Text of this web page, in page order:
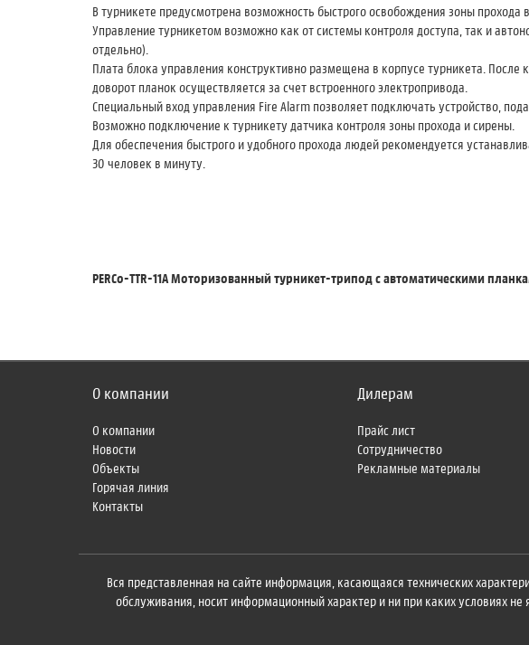
В турникете предусмотрена возможность быстрого освобождения зоны
Управление турникетом возможно как от системы контроля доступа, так и
отдельно).
Плата блока управления конструктивно размещена в корпусе турникета.
доворот планок осуществляется за счет встроенного электропривода.
Специальный вход управления Fire Alarm позволяет подключать устройство,
Возможно подключение к турникету датчика контроля зоны прохода и сирены.
Для обеспечения быстрого и удобного прохода людей рекомендуется
30 человек в минуту.
PERCo-TTR-11А Моторизованный турникет-трипод с автоматическими
О компании
О компании
Новости
Объекты
Горячая линия
Контакты
Дилерам
Прайс лист
Сотрудничество
Рекламные материалы
Вся представленная на сайте информация, касающаяся технических
обслуживания, носит информационный характер и ни при каких условиях